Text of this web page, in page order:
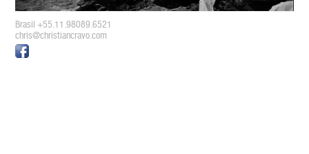
Brasil +55.11.98089.6521
chris@christiancravo.com